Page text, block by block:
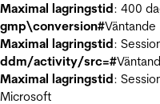
Maximal lagringstid: 400
gmp\conversion#Väntande
Maximal lagringstid:
ddm/activity/src=#
Maximal lagringstid:
Microsoft